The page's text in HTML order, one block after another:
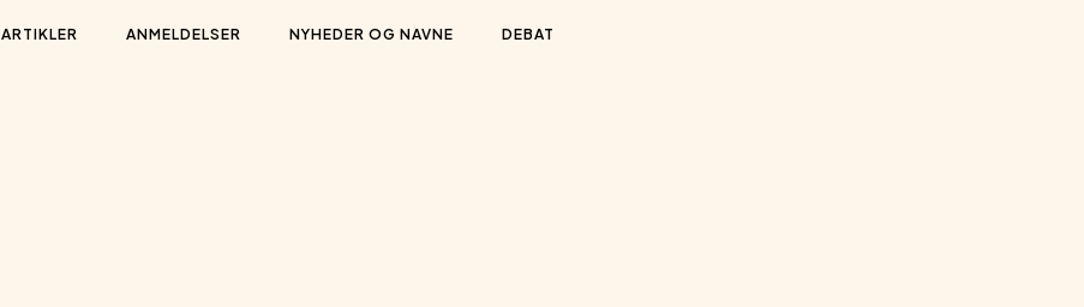
ARTIKLER ANMELDELSER NYHEDER OG NAVNE DEBAT